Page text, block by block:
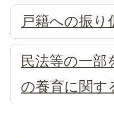
戸籍への振り
民法等の一部
の養育に関す